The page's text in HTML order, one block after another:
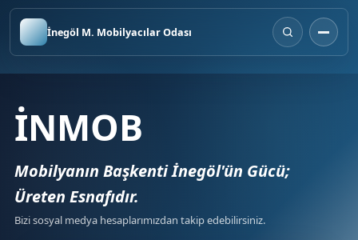
İnegöl M. Mobilyacılar Odası
İNMOB
Mobilyanın Başkenti İnegöl'ün Gücü;
Üreten Esnafıdır.
Bizi sosyal medya hesaplarımızdan takip edebilirsiniz.